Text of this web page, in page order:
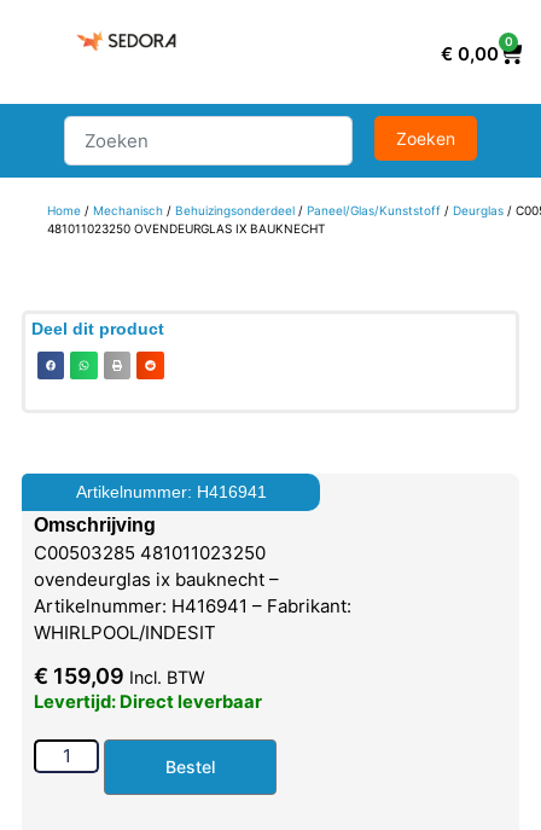
€ 0,00
0
Home/ Mechanisch/ Behuizingsonderdeel/ Paneel/Glas/Kunststoff/ Deurglas/
481011023250 OVENDEURGLAS IX BAUKNECHT
Deel dit product
Artikelnummer: H416941
Omschrijving
C00503285 481011023250
ovendeurglas ix bauknecht –
Artikelnummer: H416941 – Fabrikant:
WHIRLPOOL/INDESIT
€ 159,09 Incl. BTW
Levertijd: Direct leverbaar
Bestel